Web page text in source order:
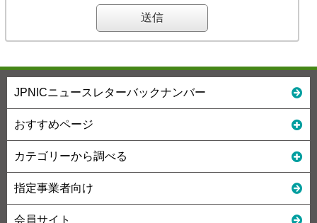
JPNICニュースレターバックナンバー
おすすめページ
カテゴリーから調べる
指定事業者向け
会員サイト